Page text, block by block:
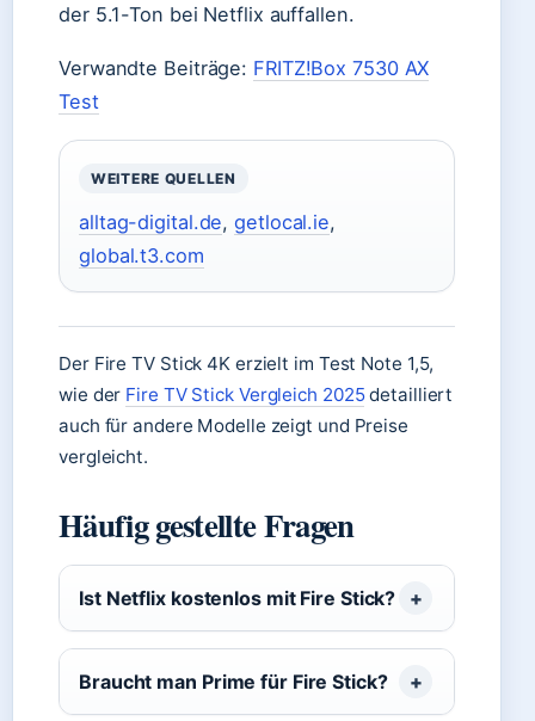
der 5.1-Ton bei Netflix auffallen.
Verwandte Beiträge: FRITZ!Box 7530 AX
Test
WEITERE QUELLEN
alltag-digital.de,getlocal.ie,
global.t3.com
Der Fire TV Stick 4K erzielt im Test Note 1,5,
wie der Fire TV Stick Vergleich 2025detailliert
auch für andere Modelle zeigt und Preise
vergleicht.
Häufig gestellte Fragen
Ist Netflix kostenlos mit Fire Stick?
Braucht man Prime für Fire Stick?